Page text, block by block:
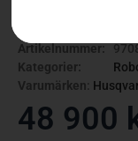
Artikelnummer:
Kategorier:
Varumärken
48 900